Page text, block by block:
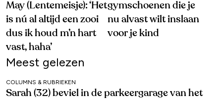
May (Lentemeisje): ‘Het
is nú al altijd een zooi
dus ik houd m’n hart
vast, haha’
gymschoenen die je
nu alvast wilt inslaan
voor je kind
Meest gelezen
COLUMNS & RUBRIEKEN
Sarah (32) beviel in de parkeergarage van het